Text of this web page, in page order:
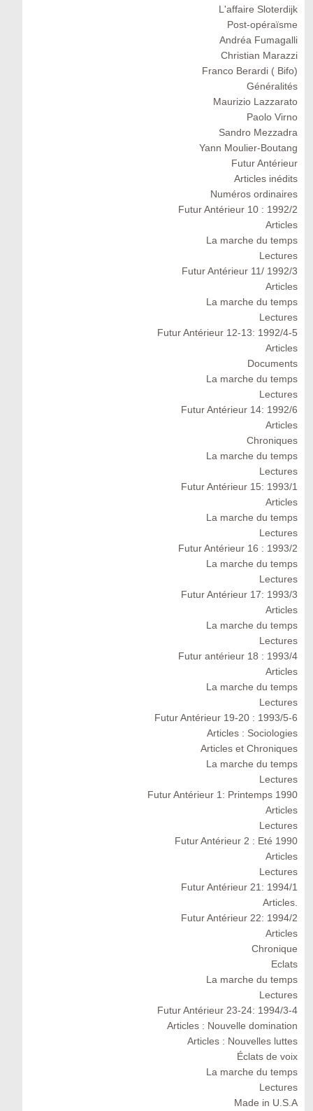
L'affaire Sloterdijk
Post-opéraïsme
Andréa Fumagalli
Christian Marazzi
Franco Berardi ( Bifo)
Généralités
Maurizio Lazzarato
Paolo Virno
Sandro Mezzadra
Yann Moulier-Boutang
Futur Antérieur
Articles inédits
Numéros ordinaires
Futur Antérieur 10 : 1992/2
Articles
La marche du temps
Lectures
Futur Antérieur 11/ 1992/3
Articles
La marche du temps
Lectures
Futur Antérieur 12-13: 1992/4-5
Articles
Documents
La marche du temps
Lectures
Futur Antérieur 14: 1992/6
Articles
Chroniques
La marche du temps
Lectures
Futur Antérieur 15: 1993/1
Articles
La marche du temps
Lectures
Futur Antérieur 16 : 1993/2
La marche du temps
Lectures
Futur Antérieur 17: 1993/3
Articles
La marche du temps
Lectures
Futur antérieur 18 : 1993/4
Articles
La marche du temps
Lectures
Futur Antérieur 19-20 : 1993/5-6
Articles : Sociologies
Articles et Chroniques
La marche du temps
Lectures
Futur Antérieur 1: Printemps 1990
Articles
Lectures
Futur Antérieur 2 : Eté 1990
Articles
Lectures
Futur Antérieur 21: 1994/1
Articles.
Futur Antérieur 22: 1994/2
Articles
Chronique
Eclats
La marche du temps
Lectures
Futur Antérieur 23-24: 1994/3-4
Articles : Nouvelle domination
Articles : Nouvelles luttes
Éclats de voix
La marche du temps
Lectures
Made in U.S.A